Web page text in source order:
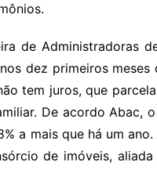
de Administradoras
dez primeiros
tem juros, que
De acordo Abac,
a mais que há um
de imóveis,